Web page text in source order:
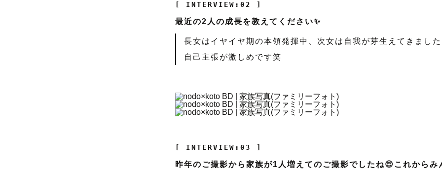
[ INTERVIEW:02 ]
最近の2人の成長を教えてください✨
長女はイヤイヤ期の本領発揮中、次女は自我が芽生えてきまし
自己主張が激しめです笑
[ INTERVIEW:03 ]
昨年のご撮影から家族が1人増えてのご撮影でしたね😌これからみ